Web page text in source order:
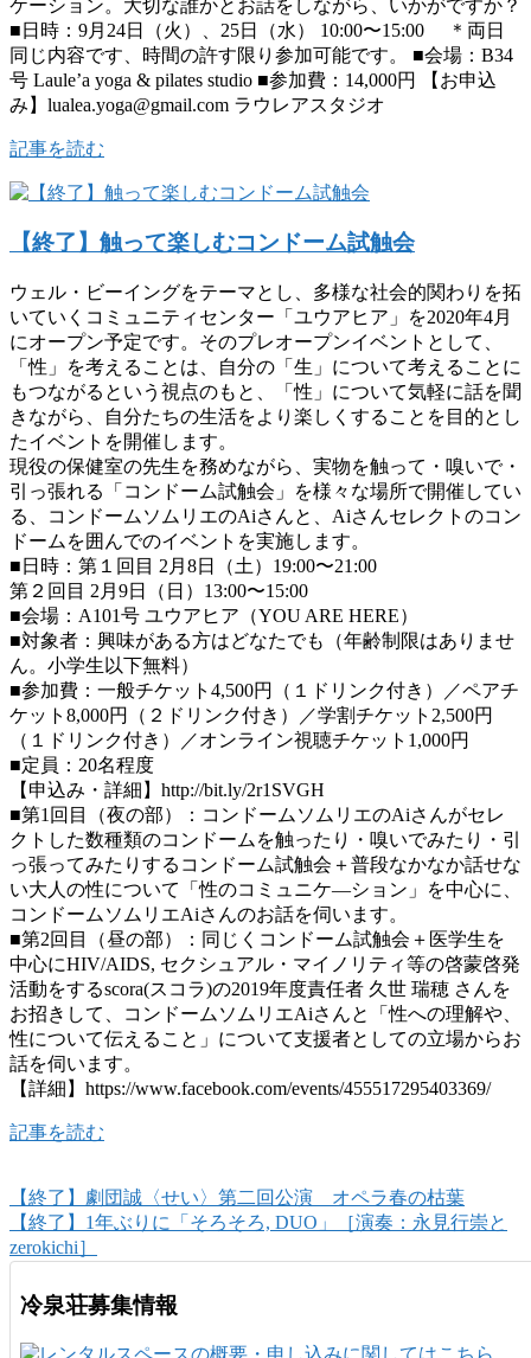
ケーション。大切な誰かとお話をしながら、いかがですか？
■日時：9月24日（火）、25日（水） 10:00〜15:00 ＊両日
同じ内容です、時間の許す限り参加可能です。 ■会場：B34
号 Laule’a yoga & pilates studio ■参加費：14,000円 【お申込
み】lualea.yoga@gmail.com ラウレアスタジオ
記事を読む
【終了】触って楽しむコンドーム試触会
ウェル・ビーイングをテーマとし、多様な社会的関わりを拓
いていくコミュニティセンター「ユウアヒア」を2020年4月
にオープン予定です。そのプレオープンイベントとして、
「性」を考えることは、自分の「生」について考えることに
もつながるという視点のもと、「性」について気軽に話を聞
きながら、自分たちの生活をより楽しくすることを目的とし
たイベントを開催します。
現役の保健室の先生を務めながら、実物を触って・嗅いで・
引っ張れる「コンドーム試触会」を様々な場所で開催してい
る、コンドームソムリエのAiさんと、Aiさんセレクトのコン
ドームを囲んでのイベントを実施します。
■日時：第１回目 2月8日（土）19:00〜21:00
第２回目 2月9日（日）13:00〜15:00
■会場：A101号 ユウアヒア（YOU ARE HERE）
■対象者：興味がある方はどなたでも（年齢制限はありませ
ん。小学生以下無料）
■参加費：一般チケット4,500円（１ドリンク付き）／ペアチ
ケット8,000円（２ドリンク付き）／学割チケット2,500円
（１ドリンク付き）／オンライン視聴チケット1,000円
■定員：20名程度
【申込み・詳細】http://bit.ly/2r1SVGH
■第1回目（夜の部）：コンドームソムリエのAiさんがセレ
クトした数種類のコンドームを触ったり・嗅いでみたり・引
っ張ってみたりするコンドーム試触会＋普段なかなか話せな
い大人の性について「性のコミュニケ―ション」を中心に、
コンドームソムリエAiさんのお話を伺います。
■第2回目（昼の部）：同じくコンドーム試触会＋医学生を
中心にHIV/AIDS, セクシュアル・マイノリティ等の啓蒙啓発
活動をするscora(スコラ)の2019年度責任者 久世 瑞穂 さんを
お招きして、コンドームソムリエAiさんと「性への理解や、
性について伝えること」について支援者としての立場からお
話を伺います。
【詳細】https://www.facebook.com/events/455517295403369/
記事を読む
【終了】劇団誠〈せい〉第二回公演 オペラ春の枯葉
【終了】1年ぶりに「そろそろ, DUO」［演奏：永見行崇と
zerokichi］
冷泉荘募集情報